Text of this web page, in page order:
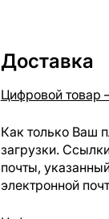
Доставка
Цифровой товар
Как только Ваш
загрузки.
почты,
электронной